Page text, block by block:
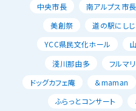
中央市長
南アルプス市長
美創祭
道の駅にし
YCC県民文化ホール
淺川那由多
フルマリ
ドッグカフェ庵
＆maman
ふらっとコンサート